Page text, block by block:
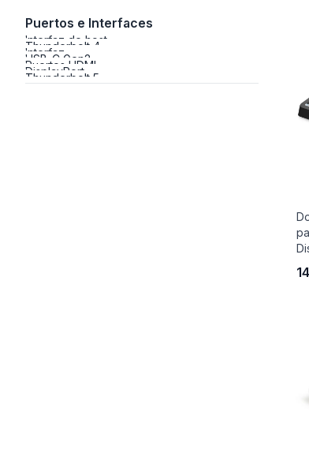
Puertos e Interfaces
Interfaz de host
Thunderbolt 4
Interfaz
USB-C Gen2
Puertos HDMI
DisplayPort
Thunderbolt 5